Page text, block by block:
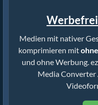
Medien mit nativer
komprimieren mit
und ohne Werbung.
Media Converter